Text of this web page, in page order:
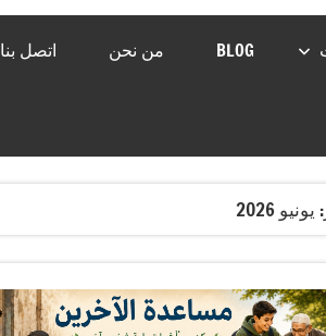
BLOG من نحن اتصل بنا
يونيو 2026